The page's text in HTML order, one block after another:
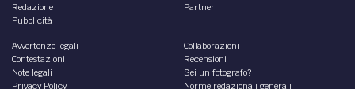
Redazione
Pubblicità
Partner
Avvertenze legali
Contestazioni
Note legali
Privacy Policy
Collaborazioni
Recensioni
Sei un fotografo?
Norme redazionali generali